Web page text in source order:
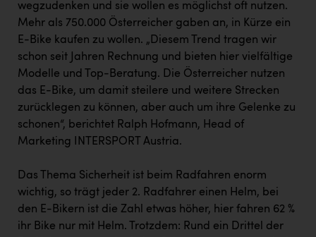
wegzudenken und sie wollen es möglichst oft nutzen.
Mehr als 750.000 Österreicher gaben an, in Kürze ein
E-Bike kaufen zu wollen. „Diesem Trend tragen wir
schon seit Jahren Rechnung und bieten hier vielfältige
Modelle und Top-Beratung. Die Österreicher nutzen
das E-Bike, um damit steilere und weitere Strecken
zurücklegen zu können, aber auch um ihre Gelenke zu
schonen“, berichtet Ralph Hofmann, Head of
Marketing INTERSPORT Austria.
Das Thema Sicherheit ist beim Radfahren enorm
wichtig, so trägt jeder 2. Radfahrer einen Helm, bei
den E-Bikern ist die Zahl etwas höher, hier fahren 62 %
ihr Bike nur mit Helm. Trotzdem: Rund ein Drittel der